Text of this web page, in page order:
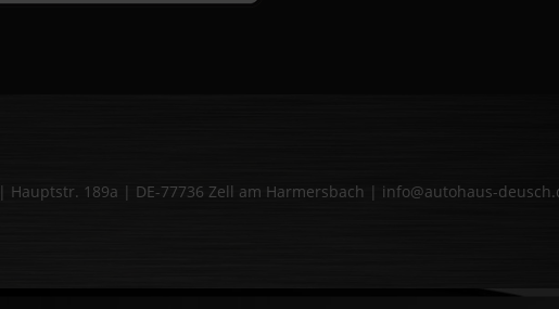
| Hauptstr. 189a | DE-77736 Zell am Harmersbach | info@autohaus-